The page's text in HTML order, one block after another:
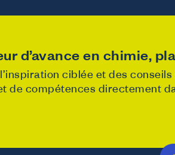
d’avance en chimie,
ciblée et des conseils
de compétences directement